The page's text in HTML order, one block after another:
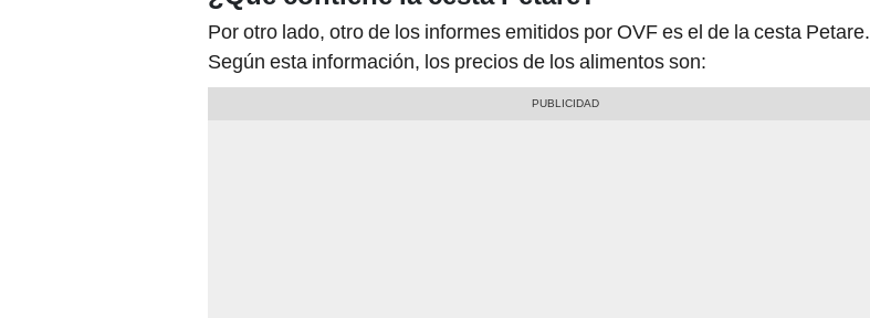
Por otro lado, otro de los informes emitidos por OVF es el de la cesta Petare.
Según esta información, los precios de los alimentos son: